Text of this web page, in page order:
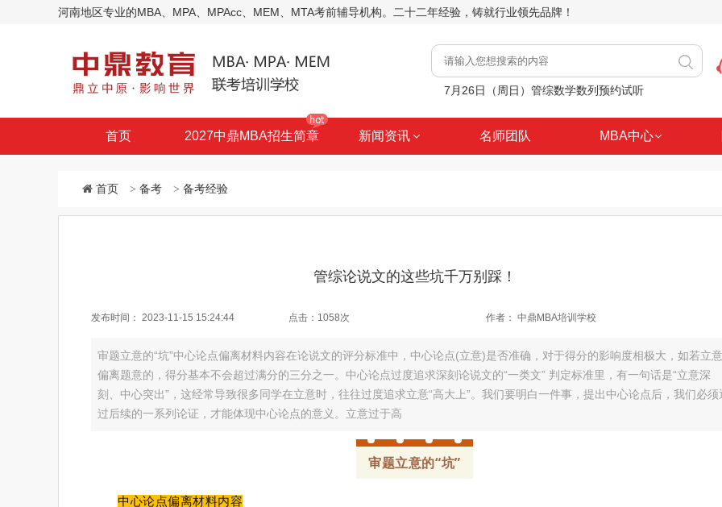
河南地区专业的MBA、MPA、MPAcc、MEM、MTA考前辅导机构。二十二年经验，铸就行业领先品牌！
7月26日（周日）管综数学数列预约试听
关注！部分招生单位调整2027年硕士研究生学制
【27考研】2027年这所211院校不再执行B区分数线
首页 2027中鼎MBA招生简章 新闻资讯 名师团队 MBA中心
首页 > 备考 > 备考经验
管综论说文的这些坑千万别踩！
发布时间： 2023-11-15 15:24:44 点击： 1058次 作者： 中鼎MBA培训学校
审题立意的“坑”中心论点偏离材料内容在论说文的评分标准中，中心论点(立意)是否准确，对于得分的影响度相极大，如若立意
偏离题意的，得分基本不会超过满分的三分之一。中心论点过度追求深刻论说文的“一类文” 判定标准里，有一句话是“立意深
刻、中心突出”，这经常导致很多同学在立意时，往往过度追求立意“高大上”。我们要明白一件事，提出中心论点后，我们必须
过后续的一系列论证，才能体现中心论点的意义。立意过于高
审题立意的“坑”
中心论点偏离材料内容